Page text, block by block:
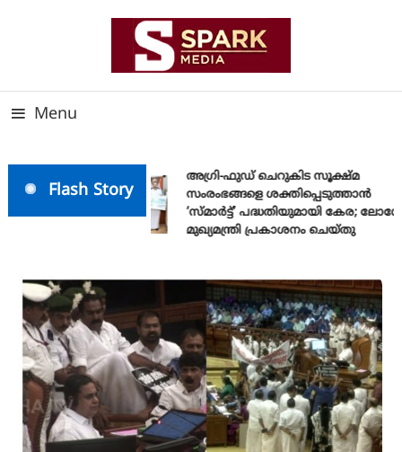
Menu
Flash Story
അഗ്രി-ഫുഡ് ചെറുകിട സൂക്ഷ്മ
സംരംഭങ്ങളെ ശക്തിപ്പെടുത്താന്‍
‘സ്മാര്‍ട്ട്’ പദ്ധതിയുമായി കേര; ലോഗോ
മുഖ്യമന്ത്രി പ്രകാശനം ചെയ്തു